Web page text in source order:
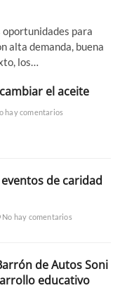
para
alta demanda, buena
los…
el aceite
hay comentarios
de caridad
No hay comentarios
de Autos Soni
educativo